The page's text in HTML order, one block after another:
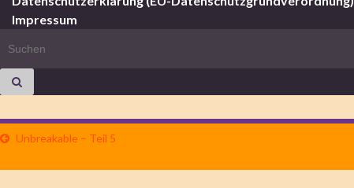
Impressum
Unbreakable – Teil 5